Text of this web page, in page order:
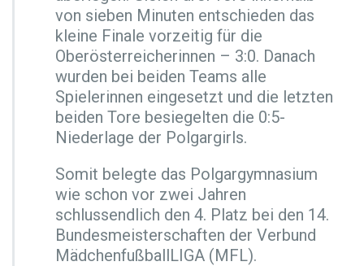
von sieben Minuten entschieden das
kleine Finale vorzeitig für die
Oberösterreicherinnen – 3:0. Danach
wurden bei beiden Teams alle
Spielerinnen eingesetzt und die letzten
beiden Tore besiegelten die 0:5-
Niederlage der Polgargirls.
Somit belegte das Polgargymnasium
wie schon vor zwei Jahren
schlussendlich den 4. Platz bei den 14.
Bundesmeisterschaften der Verbund
MädchenfußballLIGA (MFL).